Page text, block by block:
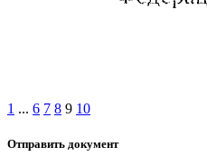
1 ... 6 7 8 9 10
Отправить документ